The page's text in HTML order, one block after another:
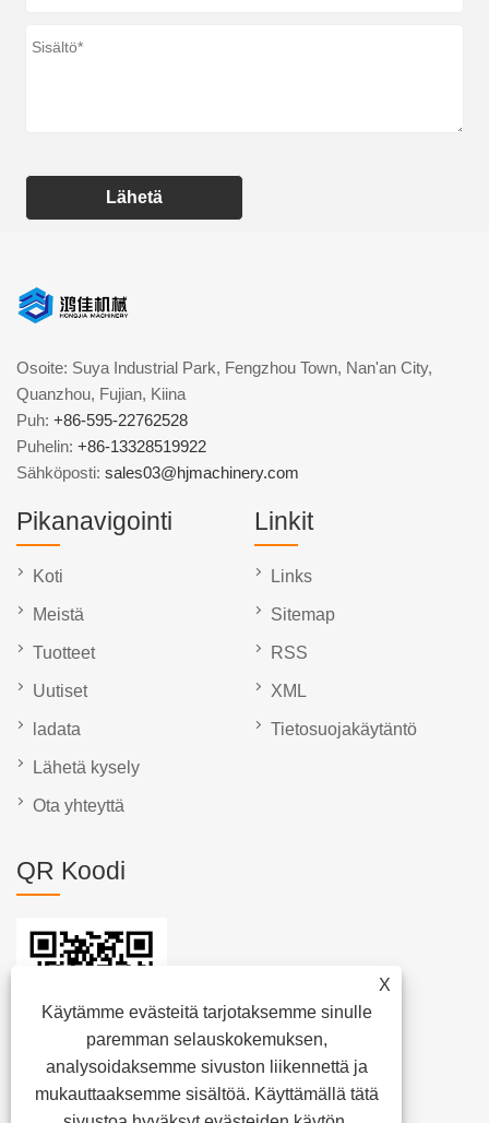
Lähetä
X
Käytämme evästeitä tarjotaksemme sinulle
paremman selauskokemuksen,
analysoidaksemme sivuston liikennettä ja
mukauttaaksemme sisältöä. Käyttämällä tätä
Osoite: Suya Industrial Park, Fengzhou Town, Nan'an City,
Quanzhou, Fujian, Kiina
Puh: +86-595-22762528
Puhelin: +86-13328519922
Sähköposti: sales03@hjmachinery.com
Pikanavigointi
Koti
Meistä
Tuotteet
Uutiset
ladata
Lähetä kysely
Ota yhteyttä
Linkit
Links
Sitemap
RSS
XML
Tietosuojakäytäntö
QR Koodi